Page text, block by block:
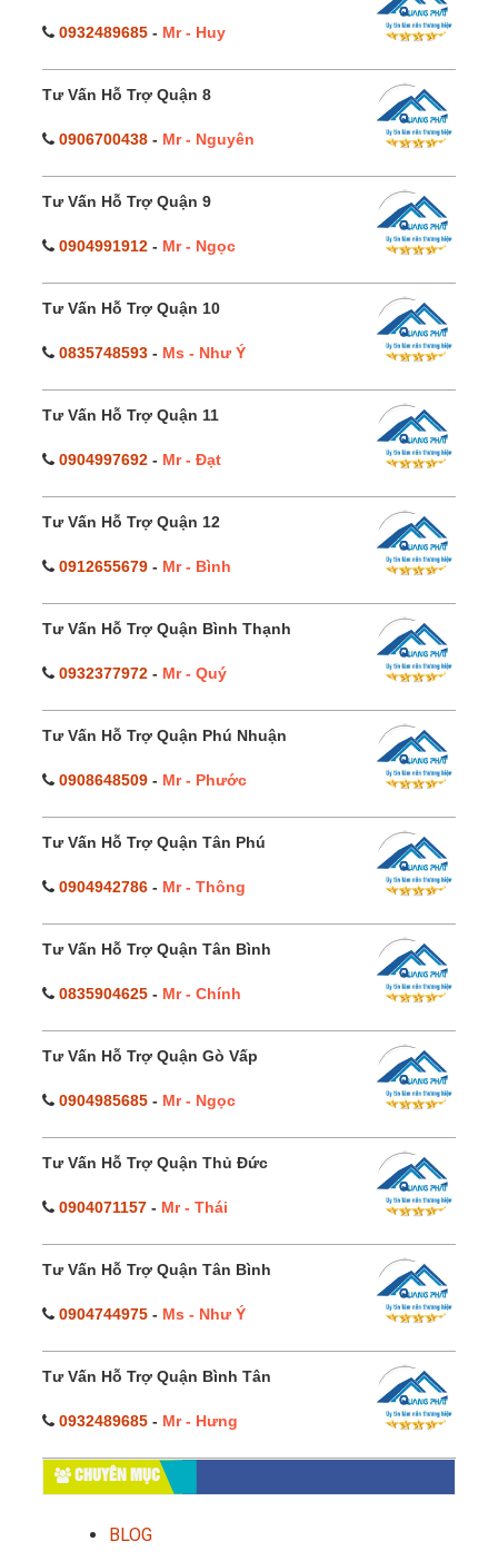
0932489685 - Mr - Huy
Tư Vấn Hỗ Trợ Quận 8
0906700438 - Mr - Nguyên
Tư Vấn Hỗ Trợ Quận 9
0904991912 - Mr - Ngọc
Tư Vấn Hỗ Trợ Quận 10
0835748593 - Ms - Như Ý
Tư Vấn Hỗ Trợ Quận 11
0904997692 - Mr - Đạt
Tư Vấn Hỗ Trợ Quận 12
0912655679 - Mr - Bình
Tư Vấn Hỗ Trợ Quận Bình Thạnh
0932377972 - Mr - Quý
Tư Vấn Hỗ Trợ Quận Phú Nhuận
0908648509 - Mr - Phước
Tư Vấn Hỗ Trợ Quận Tân Phú
0904942786 - Mr - Thông
Tư Vấn Hỗ Trợ Quận Tân Bình
0835904625 - Mr - Chính
Tư Vấn Hỗ Trợ Quận Gò Vấp
0904985685 - Mr - Ngọc
Tư Vấn Hỗ Trợ Quận Thủ Đức
0904071157 - Mr - Thái
Tư Vấn Hỗ Trợ Quận Tân Bình
0904744975 - Ms - Như Ý
Tư Vấn Hỗ Trợ Quận Bình Tân
0932489685 - Mr - Hưng
CHUYÊN MỤC
BLOG